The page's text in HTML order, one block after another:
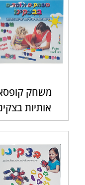
משחק
אותיות